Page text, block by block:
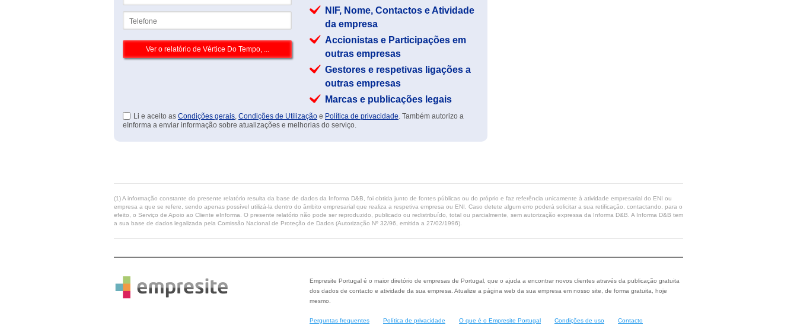
NIF, Nome, Contactos e Atividade
da empresa
Accionistas e Participações em
outras empresas
Gestores e respetivas ligações a
outras empresas
Marcas e publicações legais
Li e aceito as Condições gerais, Condições de Utilização e Política de privacidade. Também autorizo a
eInforma a enviar informação sobre atualizações e melhorias do serviço.
(1) A informação constante do presente relatório resulta da base de dados da Informa D&B, foi obtida junto de fontes públicas ou do próprio e faz referência unicamente à atividade empresarial do ENI ou
empresa a que se refere, sendo apenas possível utilizá-la dentro do âmbito empresarial que realiza a respetiva empresa ou ENI. Caso detete algum erro poderá solicitar a sua retificação, contactando, para o
efeito, o Serviço de Apoio ao Cliente eInforma. O presente relatório não pode ser reproduzido, publicado ou redistribuído, total ou parcialmente, sem autorização expressa da Informa D&B. A Informa D&B tem
a sua base de dados legalizada pela Comissão Nacional de Proteção de Dados (Autorização Nº 32/96, emitida a 27/02/1996).
Empresite Portugal é o maior diretório de empresas de Portugal, que o ajuda a encontrar novos clientes através da publicação gratuita
dos dados de contacto e atividade da sua empresa. Atualize a página web da sua empresa em nosso site, de forma gratuita, hoje
mesmo.
Perguntas frequentes Política de privacidade O que é o Empresite Portugal Condições de uso Contacto